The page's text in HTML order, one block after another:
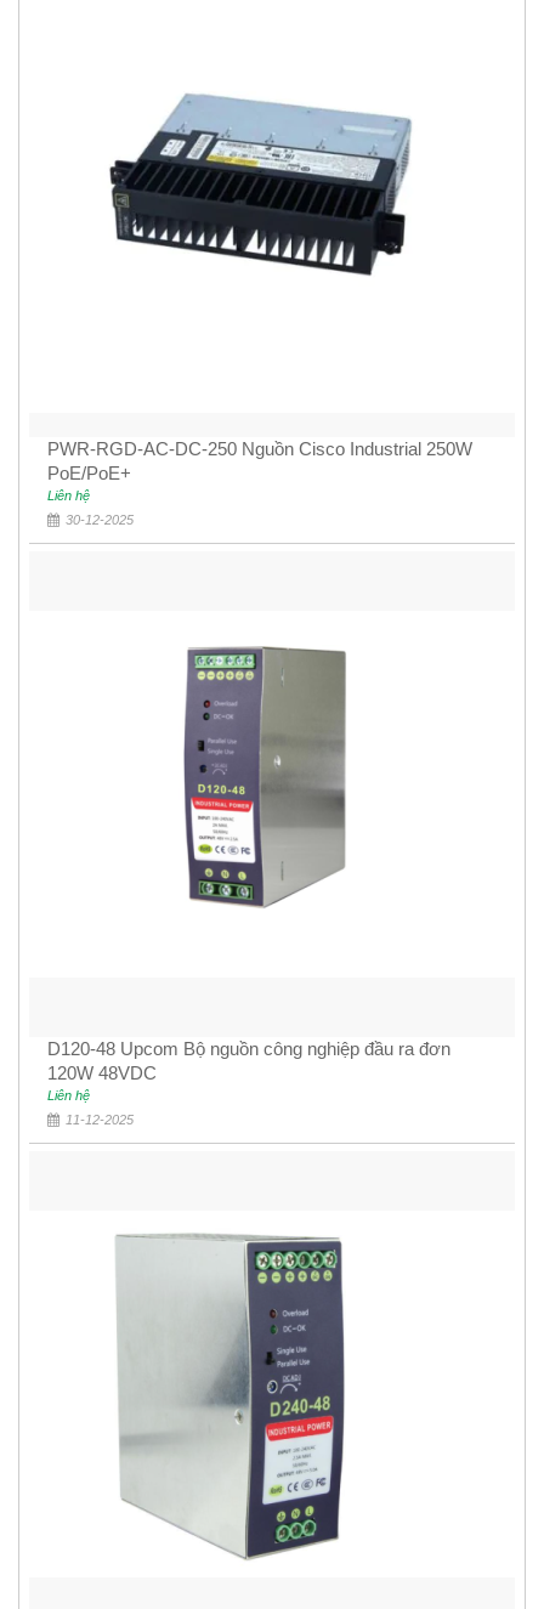
PWR-RGD-AC-DC-250 Nguồn Cisco Industrial 250W
PoE/PoE+
Liên hệ
30-12-2025
D120-48 Upcom Bộ nguồn công nghiệp đầu ra đơn
120W 48VDC
Liên hệ
11-12-2025